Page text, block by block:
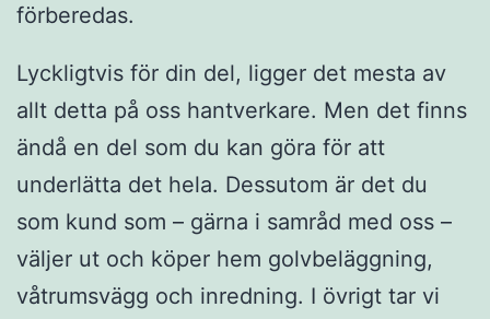
förberedas.
Lyckligtvis för din del, ligger det mesta av
allt detta på oss hantverkare. Men det finns
ändå en del som du kan göra för att
underlätta det hela. Dessutom är det du
som kund som – gärna i samråd med oss –
väljer ut och köper hem golvbeläggning,
våtrumsvägg och inredning. I övrigt tar vi